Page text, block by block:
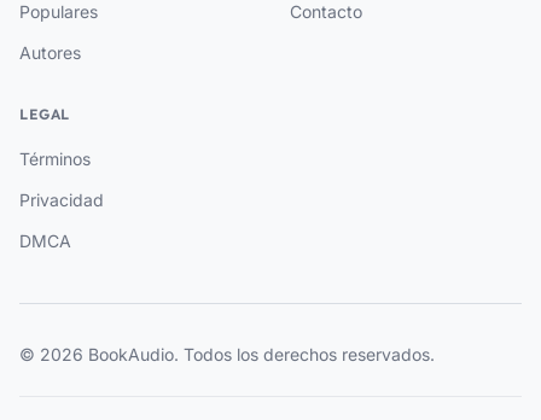
Populares
Autores
Contacto
LEGAL
Términos
Privacidad
DMCA
© 2026 BookAudio. Todos los derechos reservados.